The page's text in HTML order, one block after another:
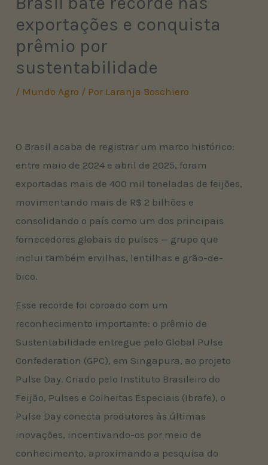
exportações e conquista
prêmio por
sustentabilidade
/ Mundo Agro / Por Laranja Boschiero
O Brasil acaba de registrar um marco histórico:
entre maio de 2024 e abril de 2025, foram
exportadas mais de 400 mil toneladas de feijões,
movimentando mais de R$ 2 bilhões e
consolidando o país como um dos principais
fornecedores globais de pulses — grupo que
inclui também ervilhas, lentilhas e grão-de-
bico.
Esse recorde foi coroado com um
reconhecimento importante: o prêmio de
Sustentabilidade entregue pelo Global Pulse
Confederation (GPC), em Singapura, ao projeto
Pulse Day. Criado pelo Instituto Brasileiro do
Feijão, Pulses e Colheitas Especiais (Ibrafe), o
Pulse Day conecta produtores às últimas
inovações, incentivando-os por meio de
conhecimento, aproximando a pesquisa do